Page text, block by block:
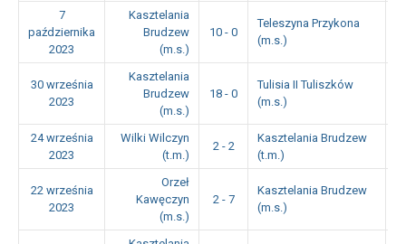
7
października
2023
Kasztelania
Brudzew
(m.s.)
10 - 0
Teleszyna Przykona
(m.s.)
30 września
2023
Kasztelania
Brudzew
(m.s.)
18 - 0
Tulisia II Tuliszków
(m.s.)
24 września
2023
Wilki Wilczyn
(t.m.)
2 - 2
Kasztelania Brudzew
(t.m.)
22 września
2023
Orzeł
Kawęczyn
(m.s.)
2 - 7
Kasztelania Brudzew
(m.s.)